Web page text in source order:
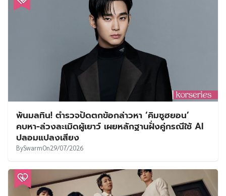
พ้นมลทิน! ตำรวจปัดตกข้อกล่าวหา ‘คิมซูฮยอน’
คบหา-ล่วงละเมิดผู้เยาว์ เผยหลักฐานฝั่งคู่กรณีใช้ AI
ปลอมแปลงเสียง
BySwarmOn29/07/2026